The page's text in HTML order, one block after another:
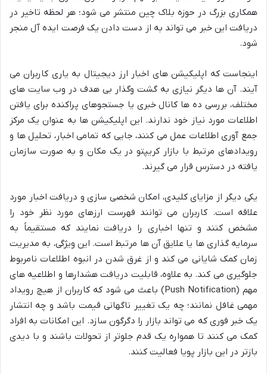
همکاری بزرگ در حوزه بلاک چین منتشر می شود؛ هر لحظه تاخیر در
دریافت این خبر می تواند به از دست دادن یک فرصت ایده آل منجر
شود.
اینجاست که اپلیکیشن های اخبار ارز دیجیتال به یاری کاربران می
آیند. آن ها دیگر نیازی به گشت وگذار بی هدف در وب سایت های
مختلف، بررسی ده ها کانال خبری یا جستجوهای پراکنده برای یافتن
اطلاعات مورد نیاز خود ندارند. این اپلیکیشن ها به عنوان یک مرکز
جمع آوری اطلاعات عمل می کنند، جایی که تمامی اخبار، تحلیل ها و
رویدادهای مرتبط با بازار کریپتو در یک مکان و به صورت سازمان
یافته در دسترس قرار می گیرند.
یکی دیگر از مزایای کلیدی، امکان شخصی سازی و دریافت اخبار مورد
علاقه است. کاربران می توانند فهرست ارزهای مورد نظر خود را
مشخص کنند و تنها اخباری را دریافت نمایند که مستقیماً به
سرمایه گذاری ها یا علایق آن ها مرتبط است. این ویژگی، به مدیریت
زمان کمک شایانی می کند و از غرق شدن در انبوه اطلاعات نامربوط
جلوگیری می کند. به علاوه، قابلیت دریافت هشدارها و اطلاعیه های
مهم (Push Notification) باعث می شود که کاربران از هیچ رویداد
مهمی غافل نمانند؛ چه یک تغییر ناگهانی قیمت باشد و چه انتشار
یک خبر فوری که می تواند بازار را دگرگون سازد. این امکانات به افراد
کمک می کنند تا همواره یک قدم جلوتر از تحولات باشند و با دیدی
بازتر در این بازار پویا فعالیت کنند.